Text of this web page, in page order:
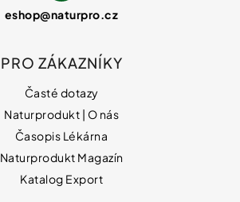
eshop@naturpro.cz
PRO ZÁKAZNÍKY
Časté dotazy
Naturprodukt | O nás
Časopis Lékárna
Naturprodukt Magazín
Katalog Export